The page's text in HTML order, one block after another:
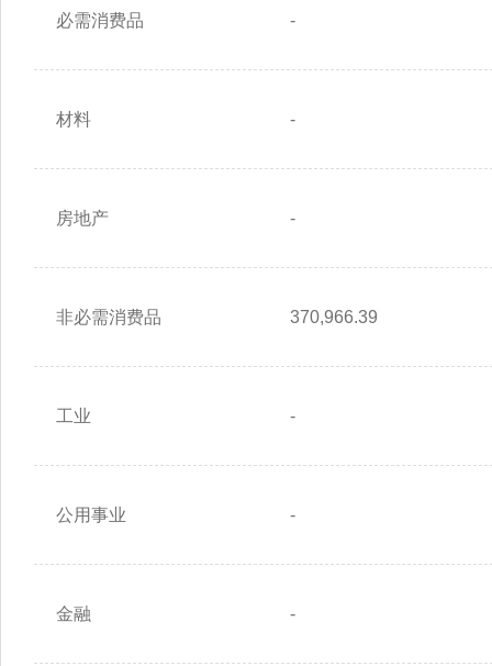
必需消费品 -
材料 -
房地产 -
非必需消费品 370,966.39
工业 -
公用事业 -
金融 -